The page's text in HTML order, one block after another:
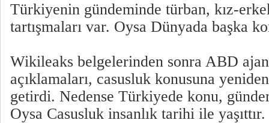
Türkiyenin gündeminde türban, kız-
tartışmaları var. Oysa Dünyada başka
Wikileaks belgelerinden sonra ABD
açıklamaları, casusluk konusuna
getirdi. Nedense Türkiyede konu,
Oysa Casusluk insanlık tarihi ile yaşıttır.